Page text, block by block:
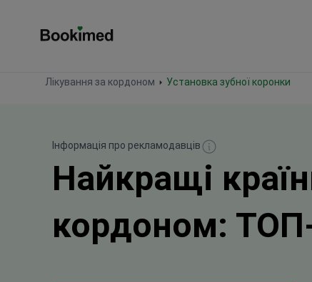
Лікування за кордоном Установка зубної коронки
Інформація про рекламодавців
Найкращі
кордоном: ТОП-